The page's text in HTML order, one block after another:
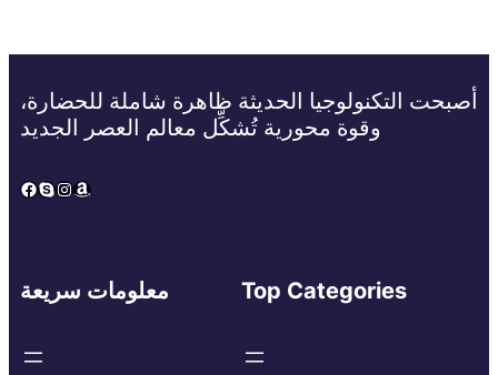
أصبحت التكنولوجيا الحديثة ظاهرة شاملة للحضارة،
وقوة محورية تُشكِّل معالم العصر الجديد
Facebook
Skype
Instagram
Amazon
معلومات سريعة Top Categories